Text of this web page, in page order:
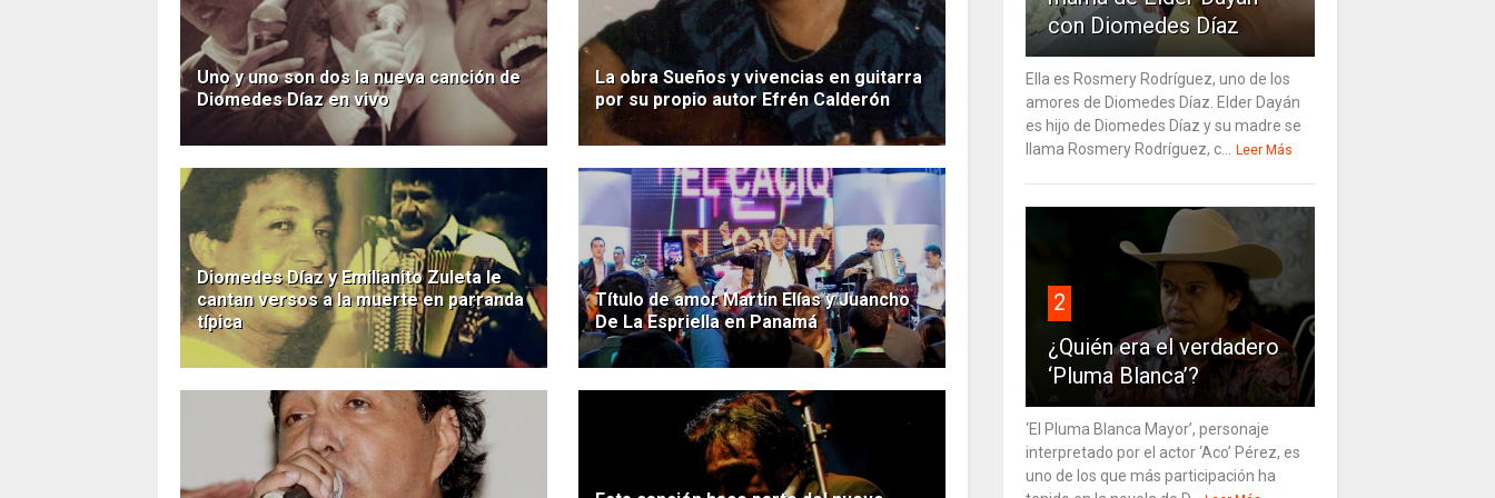
Uno y uno son dos la nueva canción de
Diomedes Díaz en vivo
La obra Sueños y vivencias en guitarra
por su propio autor Efrén Calderón
Diomedes Díaz y Emilianito Zuleta le
cantan versos a la muerte en parranda
típica
Título de amor Martin Elías y Juancho
De La Espriella en Panamá
con Diomedes Díaz
Ella es Rosmery Rodríguez, uno de los
amores de Diomedes Díaz. Elder Dayán
es hijo de Diomedes Díaz y su madre se
llama Rosmery Rodríguez, c... Leer Más
2
¿Quién era el verdadero
‘Pluma Blanca’?
‘El Pluma Blanca Mayor’, personaje
interpretado por el actor ‘Aco’ Pérez, es
uno de los que más participación ha